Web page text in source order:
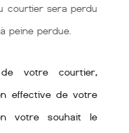
courtier sera perdu
peine perdue.
votre courtier,
effective de votre
votre souhait le